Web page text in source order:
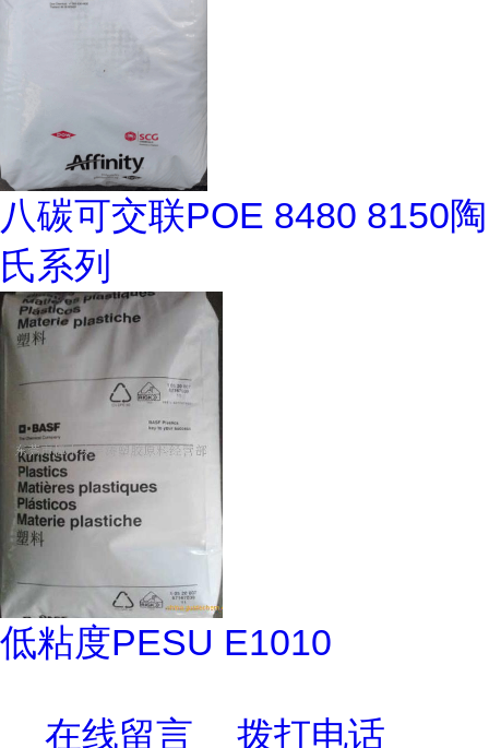
八碳可交联POE 8480 8150陶
氏系列
低粘度PESU E1010
在线留言 拨打电话